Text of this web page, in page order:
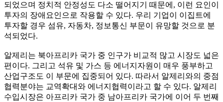
되었으며 정치적 안정성도 다소 떨어지기 때문에, 이런 요인이
투자의 장애요인으로 작용할 수 있다. 우리 기업이 이집트에
투자할 경우 섬유, 자동차, 정보통신 부문이 유망할 것으로 분
석되었다.
알제리는 북아프리카 국가 중 인구가 비교적 많고 시장도 넓은
편이다. 그리고 석유 및 가스 등 에너지자원이 매우 풍부하고
산업구조도 이 부문에 집중되어 있다. 따라서 알제리와의 중점
협력분야는 교역확대와 에너지협력이라고 할 수 있다. 알제리
수입시장은 아프리카 국가 중 남아프리카 국가에 이어 두 번째